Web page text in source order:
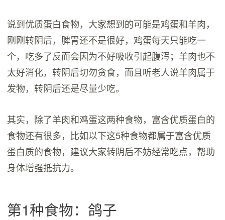
说到优质蛋白食物，大家想到的可能是鸡蛋和羊肉，
刚刚转阴后，脾胃还不是很好，鸡蛋每天只能吃一
个，吃多了反而会因为不好吸收引起腹泻；羊肉也不
太好消化，转阴后切勿贪食，而且听老人说羊肉属于
发物，转阴后还是尽量少吃。
其实，除了羊肉和鸡蛋这两种食物，富含优质蛋白的
食物还有很多，比如以下这5种食物都属于富含优质
蛋白质的食物，建议大家转阴后不妨经常吃点，帮助
身体增强抵抗力。
第1种食物：鸽子